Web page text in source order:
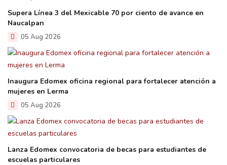
Supera Línea 3 del Mexicable 70 por ciento de avance en
Naucalpan
05 Aug 2026
Inaugura Edomex oficina regional para fortalecer atención a
mujeres en Lerma
05 Aug 2026
Lanza Edomex convocatoria de becas para estudiantes de
escuelas particulares